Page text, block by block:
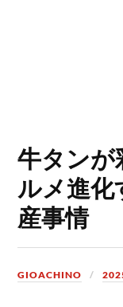
牛タンが
ルメ進
産事情
GIOACHINO